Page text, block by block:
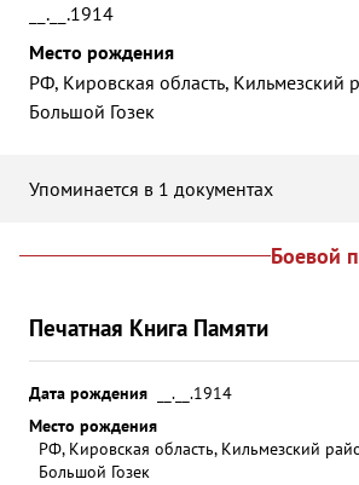
__.__.1914
Место рождения
РФ, Кировская область, Кильмезский
Большой Гозек
Упоминается в 1 документах
Боевой
Печатная Книга Памяти
Дата рождения
__.__.1914
Место рождения
РФ, Кировская область, Кильмезский
Большой Гозек